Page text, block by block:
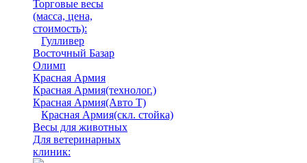
Торговые весы
(масса, цена,
стоимость):
Гулливер
Восточный Базар
Олимп
Красная Армия
Красная Армия(технолог.)
Красная Армия(Авто Т)
Красная Армия(скл. стойка)
Весы для животных
Для ветеринарных
клиник: